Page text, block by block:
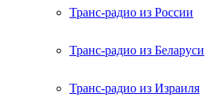
Транс-радио из России
Транс-радио из Беларуси
Транс-радио из Израиля